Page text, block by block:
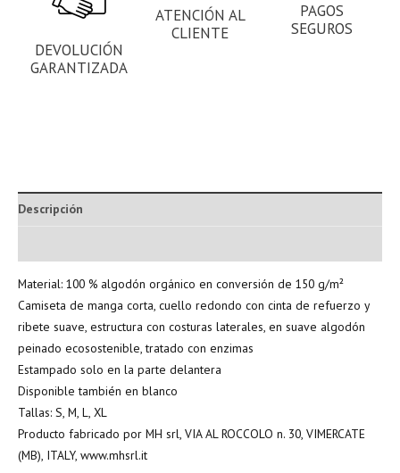
DEVOLUCIÓN
GARANTIZADA
ATENCIÓN AL
CLIENTE
PAGOS
SEGUROS
Descripción
Material: 100 % algodón orgánico en conversión de 150 g/m²
Camiseta de manga corta, cuello redondo con cinta de refuerzo y
ribete suave, estructura con costuras laterales, en suave algodón
peinado ecosostenible, tratado con enzimas
Estampado solo en la parte delantera
Disponible también en blanco
Tallas: S, M, L, XL
Producto fabricado por MH srl, VIA AL ROCCOLO n. 30, VIMERCATE
(MB), ITALY, www.mhsrl.it